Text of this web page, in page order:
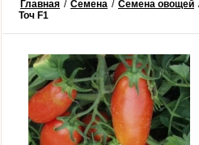
Главная / Семена / Семена овощей
Точ F1